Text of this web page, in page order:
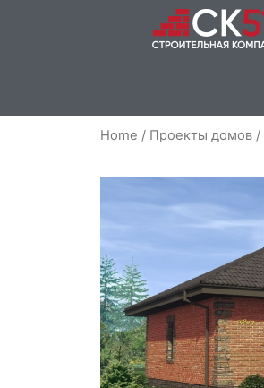
Home / Проекты домов /